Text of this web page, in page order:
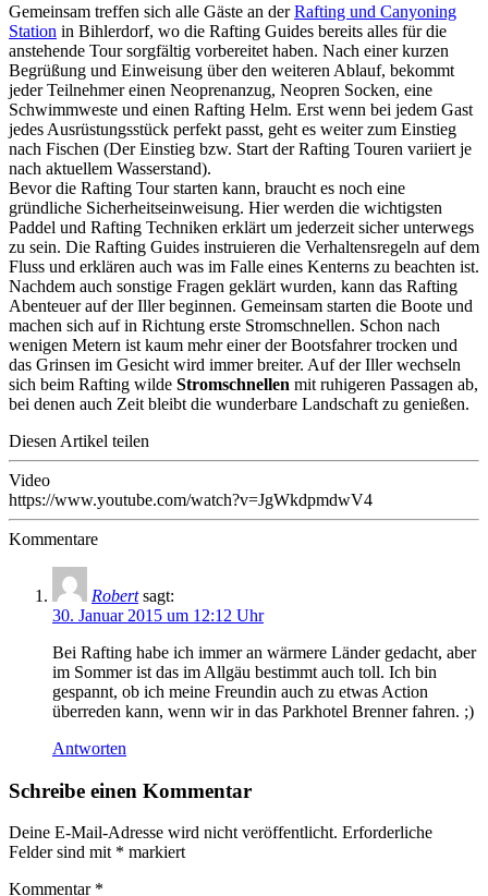
Gemeinsam treffen sich alle Gäste an derRafting und Canyoning
Station in Bihlerdorf, wo die Rafting Guides bereits alles für die
anstehende Tour sorgfältig vorbereitet haben. Nach einer kurzen
Begrüßung und Einweisung über den weiteren Ablauf, bekommt
jeder Teilnehmer einen Neoprenanzug, Neopren Socken, eine
Schwimmweste und einen Rafting Helm. Erst wenn bei jedem Gast
jedes Ausrüstungsstück perfekt passt, geht es weiter zum Einstieg
nach Fischen (Der Einstieg bzw. Start der Rafting Touren variiert je
nach aktuellem Wasserstand).
Bevor die Rafting Tour starten kann, braucht es noch eine
gründliche Sicherheitseinweisung. Hier werden die wichtigsten
Paddel und Rafting Techniken erklärt um jederzeit sicher unterwegs
zu sein. Die Rafting Guides instruieren die Verhaltensregeln auf dem
Fluss und erklären auch was im Falle eines Kenterns zu beachten ist.
Nachdem auch sonstige Fragen geklärt wurden, kann das Rafting
Abenteuer auf der Iller beginnen. Gemeinsam starten die Boote und
machen sich auf in Richtung erste Stromschnellen. Schon nach
wenigen Metern ist kaum mehr einer der Bootsfahrer trocken und
das Grinsen im Gesicht wird immer breiter. Auf der Iller wechseln
sich beim Rafting wilde Stromschnellen mit ruhigeren Passagen ab,
bei denen auch Zeit bleibt die wunderbare Landschaft zu genießen.
Diesen Artikel teilen
Video
https://www.youtube.com/watch?v=JgWkdpmdwV4
Kommentare
Robert sagt:
30. Januar 2015 um 12:12 Uhr
Bei Rafting habe ich immer an wärmere Länder gedacht, aber
im Sommer ist das im Allgäu bestimmt auch toll. Ich bin
gespannt, ob ich meine Freundin auch zu etwas Action
überreden kann, wenn wir in das Parkhotel Brenner fahren. ;)
Antworten
Schreibe einen Kommentar
Deine E-Mail-Adresse wird nicht veröffentlicht. Erforderliche
Felder sind mit * markiert
Kommentar *